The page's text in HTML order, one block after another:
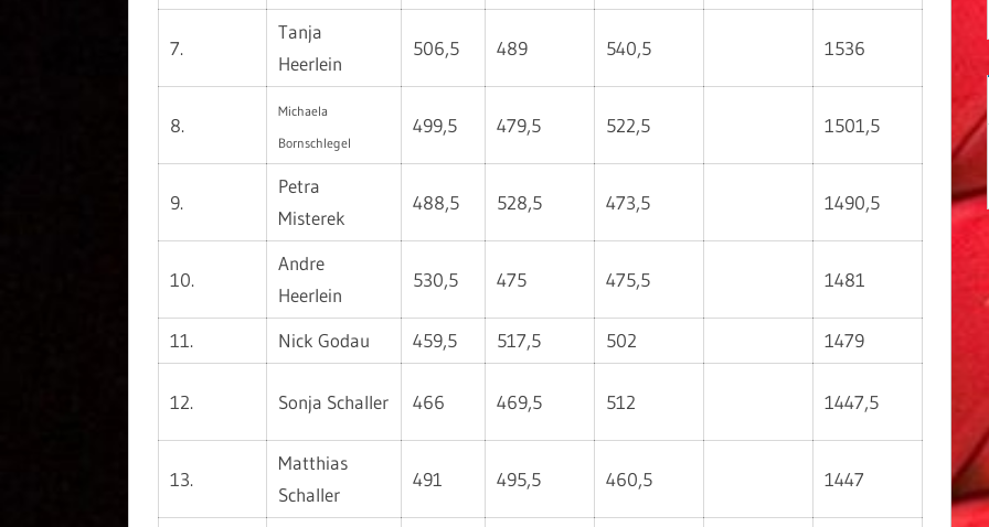
7.
Tanja
Heerlein
506,5 489 540,5 1536
8.
Michaela
Bornschlegel
499,5 479,5 522,5 1501,5
9.
Petra
Misterek
488,5 528,5 473,5 1490,5
10.
Andre
Heerlein
530,5 475 475,5 1481
11. Nick Godau 459,5 517,5 502 1479
12. Sonja Schaller 466 469,5 512 1447,5
13.
Matthias
Schaller
491 495,5 460,5 1447